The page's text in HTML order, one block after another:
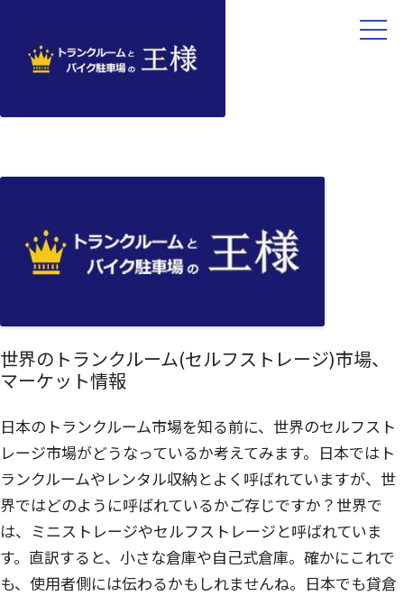
世界のトランクルーム(セルフストレージ)市場、
マーケット情報
日本のトランクルーム市場を知る前に、世界のセルフスト
レージ市場がどうなっているか考えてみます。日本ではト
ランクルームやレンタル収納とよく呼ばれていますが、世
界ではどのように呼ばれているかご存じですか？世界で
は、ミニストレージやセルフストレージと呼ばれていま
す。直訳すると、小さな倉庫や自己式倉庫。確かにこれで
も、使用者側には伝わるかもしれませんね。日本でも貸倉